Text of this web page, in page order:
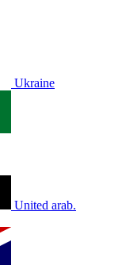
Ukraine
United arab.